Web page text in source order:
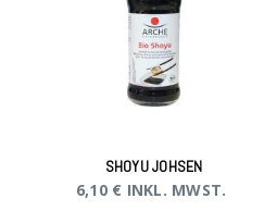
SHOYU JOHSEN
6,10 € INKL. MWST.